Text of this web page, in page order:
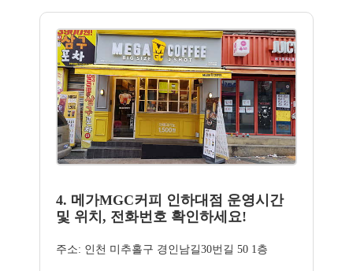
4. 메가MGC커피 인하대점 운영시간
및 위치, 전화번호 확인하세요!
주소: 인천 미추홀구 경인남길30번길 50 1층